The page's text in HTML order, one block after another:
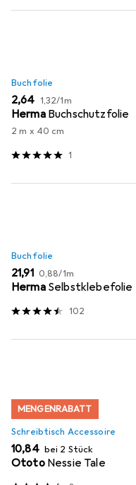
Buchfolie
EUR
2,64 EUR
1,32/1m
Herma Buchschutzfolie
2 m x 40 cm
1
Buchfolie
EUR
21,91 EUR
0,88/1m
Herma Selbstklebefolie
102
MENGENRABATT
Schreibtisch Accessoire
EUR
10,84 bei 2 Stück
Ototo Nessie Tale